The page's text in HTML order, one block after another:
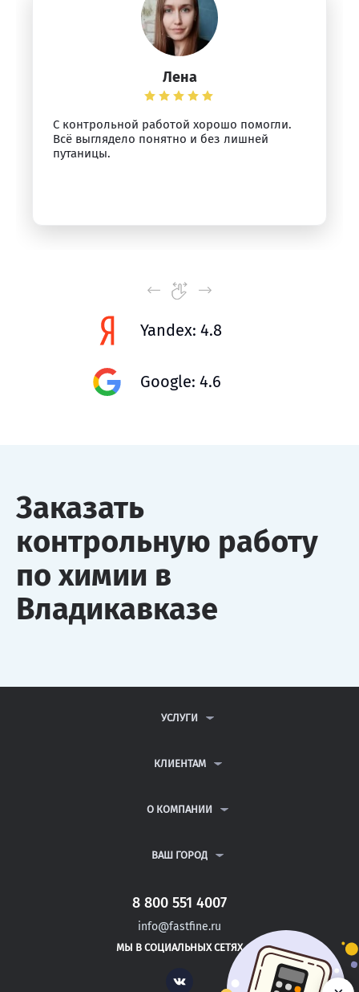
Лена
С контрольной работой хорошо помогли.
Всё выглядело понятно и без лишней
путаницы.
Yandex: 4.8
Google: 4.6
Заказать
контрольную работу
по химии в
Владикавказе
УСЛУГИ
ДИПЛОМНЫЕ РАБОТЫ
РЕФЕРАТЫ
КЛИЕНТАМ
ВОПРОСЫ И ОТВЕТЫ
ПОЛИТИКА КОНФИДЕНЦИАЛЬНОСТИ
О КОМПАНИИ
КОНТАКТЫ
ВАШ ГОРОД
САНКТ-ПЕТЕРБУРГ
ВЛАДИМИР
ОРЕЛ
8 800 551 4007
info@fastfine.ru
МЫ В СОЦИАЛЬНЫХ СЕТЯХ
Vk